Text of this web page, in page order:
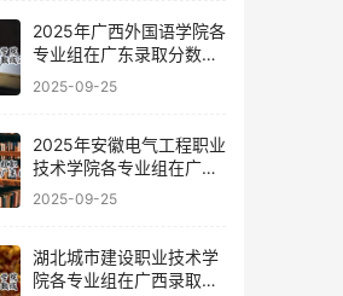
2025年广西外国语学院各
专业组在广东录取分数线
及位次
2025-09-25
2025年安徽电气工程职业
技术学院各专业组在广东
录取分数线及位次
2025-09-25
湖北城市建设职业技术学
院各专业组在广西录取分